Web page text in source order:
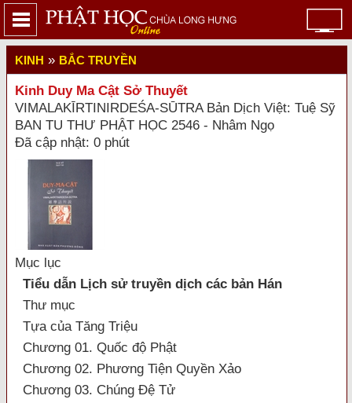
KINH » BẮC TRUYỀN
Kinh Duy Ma Cật Sở Thuyết
VIMALAKĪRTINIRDEŚA-SŪTRA Bản Dịch Việt: Tuệ Sỹ
BAN TU THƯ PHẬT HỌC 2546 - Nhâm Ngọ
Đã cập nhật: 0 phút
Mục lục
Tiểu dẫn Lịch sử truyền dịch các bản Hán
Thư mục
Tựa của Tăng Triệu
Chương 01. Quốc độ Phật
Chương 02. Phương Tiện Quyền Xảo
Chương 03. Chúng Đệ Tử